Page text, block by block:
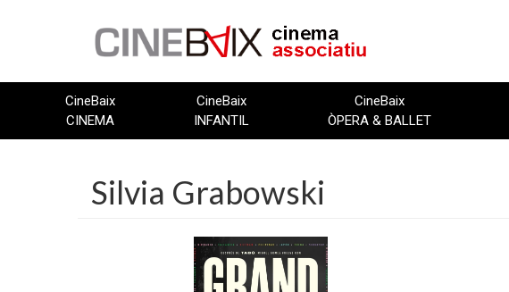
CineBaix
CINEMA
CineBaix
INFANTIL
CineBaix
ÒPERA & BALLET
Silvia Grabowski